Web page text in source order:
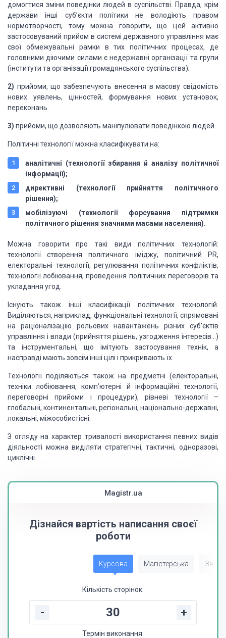
домогтися зміни поведінки людей в суспільстві. Правда, крім
держави інші суб’єкти політики не володіють правом
нормотворчості, тому можна говорити, що цей активно
застосовуваний прийом в системі державного управління має
свої обмежувальні рамки в тих політичних процесах, де
головними діючими силами є недержавні організації та групи
(інститути та організації громадянського суспільства);
2) прийоми, що забезпечують внесення в масову свідомість
нових уявлень, цінностей, формування нових установок,
переконань.
3) прийоми, що дозволяють маніпулювати поведінкою людей.
Політичні технології можна класифікувати на:
аналітичні (технології збирання й аналізу політичної
інформації);
директивні (технології прийняття політичного
рішення);
мобілізуючі (технології форсування підтримки
політичного рішення значними масами населення).
Можна говорити про такі види політичних технологій:
технології створення політичного іміджу, політичний РR,
електоральні технології, регулювання політичних конфліктів,
технології лобіювання, проведення політичних переговорів та
укладання угод.
Існують також інші класифікації політичних технологій.
Виділяються, наприклад, функціональні технології, спрямовані
на раціоналізацію рольових навантажень різних суб’єктів
управління і влади (прийняття рішень, узгодження інтересів…)
та інструментальні, що імітують застосування технік, а
насправді мають зовсім інші цілі і прикривають їх.
Технології поділяються також на предметні (електоральні,
техніки лобіювання, комп’ютерні й інформаційні технології,
переговорні прийоми і процедури), рівневі технології –
глобальні, континентальні, регіональні, національно-державні,
локальні, міжособистісні.
З огляду на характер тривалості використання певних видів
діяльності можна виділяти стратегічні, тактичні, одноразові,
циклічні.
Magistr.ua
Дізнайся вартість написання своєї
роботи
Курсова Магістерська Звіт
Кількість сторінок:
- +
Термін виконання: